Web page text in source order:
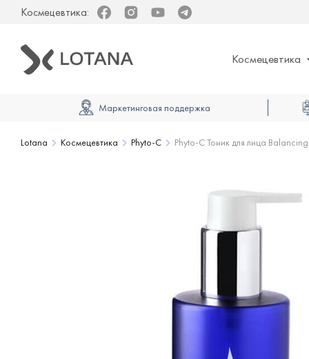
Космецевтика: FacebookInstagramYoutubeTelegram
Космецевтика
Маркетинговая поддержка
Lotana Космецевтика Phyto-C Phyto-C Тоник для лица